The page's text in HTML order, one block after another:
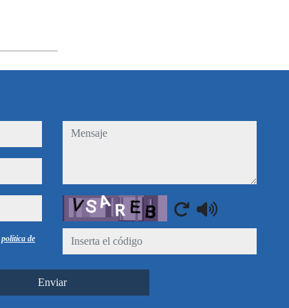
política de
mensaje
Captcha
Enviar